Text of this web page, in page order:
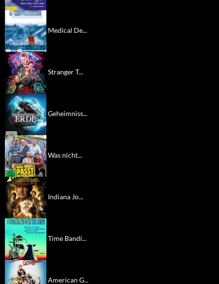
Medical De...
Stranger T...
Geheimniss...
Was nicht...
Indiana Jo...
Time Bandi...
American G...